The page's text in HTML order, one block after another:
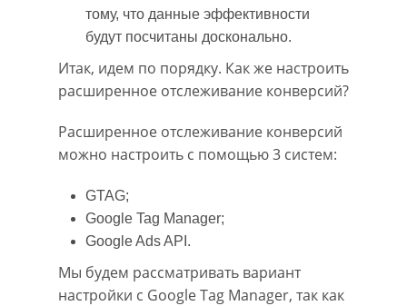
тому, что данные эффективности
будут посчитаны досконально.
Итак, идем по порядку. Как же настроить
расширенное отслеживание конверсий?
Расширенное отслеживание конверсий
можно настроить с помощью 3 систем:
GTAG;
Google Tag Manager;
Google Ads API.
Мы будем рассматривать вариант
настройки с Google Tag Manager, так как